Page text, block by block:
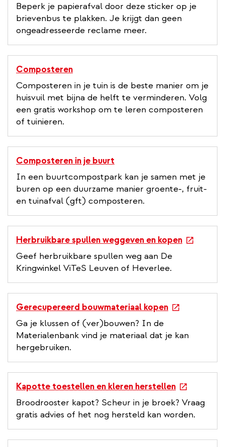
Beperk je papierafval door deze sticker op je
brievenbus te plakken. Je krijgt dan geen
ongeadresseerde reclame meer.
Composteren
Composteren in je tuin is de beste manier om je
huisvuil met bijna de helft te verminderen. Volg
een gratis workshop om te leren composteren
of tuinieren.
Composteren in je buurt
In een buurtcompostpark kan je samen met je
buren op een duurzame manier groente-, fruit-
en tuinafval (gft) composteren.
Herbruikbare spullen weggeven en kopen
e
x
t
a
l
l
i
n
k
Geef herbruikbare spullen weg aan De
Kringwinkel ViTeS Leuven of Heverlee.
Gerecupereerd bouwmateriaal kopen
e
x
t
e
l
l
i
n
k
Ga je klussen of (ver)bouwen? In de
Materialenbank vind je materiaal dat je kan
hergebruiken.
Kapotte toestellen en kleren herstellen
e
x
e
Broodrooster kapot? Scheur in je broek? Vraag
gratis advies of het nog hersteld kan worden.